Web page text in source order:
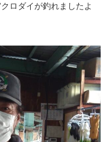
ロダイが釣れましたよ